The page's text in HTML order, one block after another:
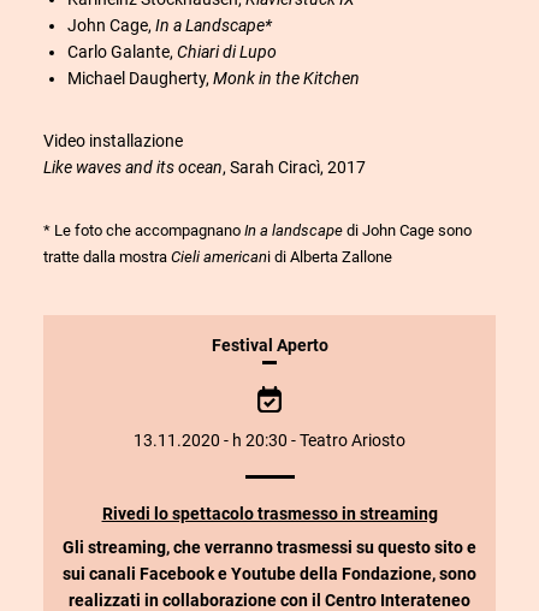
John Cage, In a Landscape*
Carlo Galante, Chiari di Lupo
Michael Daugherty, Monk in the Kitchen
Video installazione
Like waves and its ocean, Sarah Ciracì, 2017
* Le foto che accompagnano In a landscape di John Cage sono
tratte dalla mostra Cieli americani di Alberta Zallone
INFORMAZIONIFestival Aperto
13.11.2020 - h 20:30 - Teatro Ariosto
Rivedi lo spettacolo trasmesso in streaming
Gli streaming, che verranno trasmessi su questo sito e
sui canali Facebook e Youtube della Fondazione, sono
realizzati in collaborazione con il Centro Interateneo